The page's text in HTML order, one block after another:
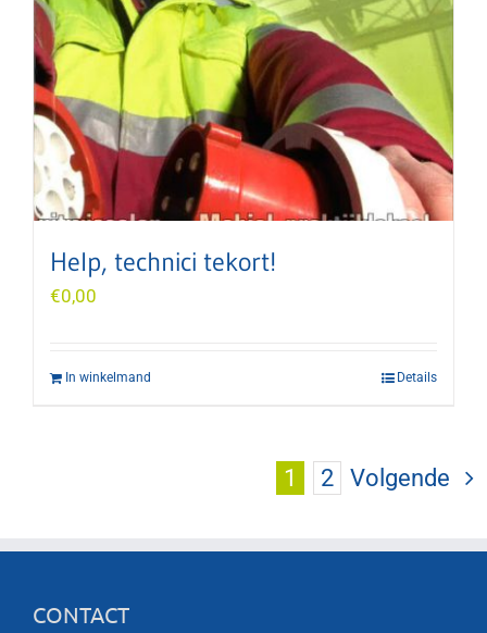
Help, technici tekort!
€0,00
In winkelmand Details
1 2 Volgende
CONTACT